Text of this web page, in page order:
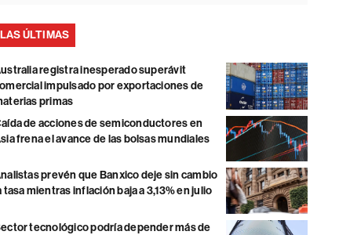
LAS ÚLTIMAS
registra inesperado superávit
impulsado por exportaciones de
primas
de acciones de semiconductores en
frena el avance de las bolsas mundiales
prevén que Banxico deje sin cambio
tasa mientras inflación baja a 3,13% en julio
tecnológico podría depender más de